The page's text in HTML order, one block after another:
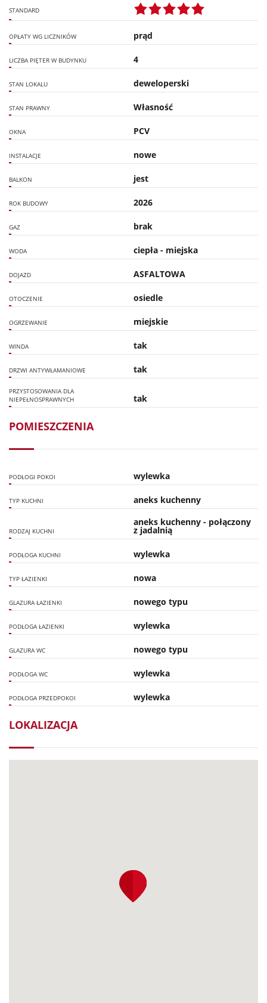
STANDARD
OPŁATY WG LICZNIKÓW prąd
LICZBA PIĘTER W BUDYNKU 4
STAN LOKALU deweloperski
STAN PRAWNY Własność
OKNA PCV
INSTALACJE nowe
BALKON jest
ROK BUDOWY 2026
GAZ brak
WODA ciepła - miejska
DOJAZD ASFALTOWA
OTOCZENIE osiedle
OGRZEWANIE miejskie
WINDA tak
DRZWI ANTYWŁAMANIOWE tak
PRZYSTOSOWANIA DLA
NIEPEŁNOSPRAWNYCH
tak
POMIESZCZENIA
PODŁOGI POKOI wylewka
TYP KUCHNI aneks kuchenny
RODZAJ KUCHNI
aneks kuchenny - połączony
z jadalnią
PODŁOGA KUCHNI wylewka
TYP ŁAZIENKI nowa
GLAZURA ŁAZIENKI nowego typu
PODŁOGA ŁAZIENKI wylewka
GLAZURA WC nowego typu
PODŁOGA WC wylewka
PODŁOGA PRZEDPOKOI wylewka
LOKALIZACJA